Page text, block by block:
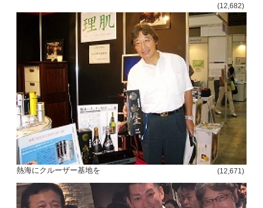
(12,682)
熱海にクルーザー基地を (12,671)